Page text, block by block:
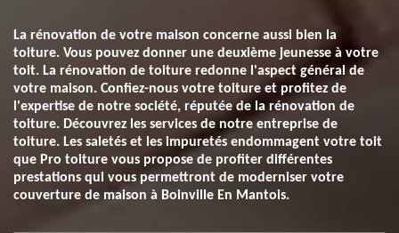
La rénovation de votre maison concerne aussi bien la
toiture. Vous pouvez donner une deuxième jeunesse à votre
toit. La rénovation de toiture redonne l'aspect général de
votre maison. Confiez-nous votre toiture et profitez de
l'expertise de notre société, réputée de la rénovation de
toiture. Découvrez les services de notre entreprise de
toiture. Les saletés et les impuretés endommagent votre toit
que Pro toiture vous propose de profiter différentes
prestations qui vous permettront de moderniser votre
couverture de maison à Boinville En Mantois.